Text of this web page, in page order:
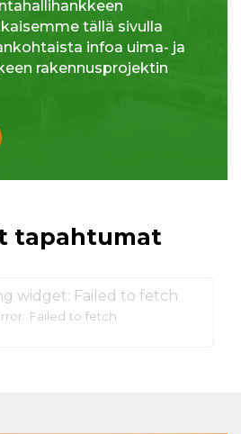
tällä sivulla
infoa uima- ja
rakennusprojektin
tapahtumat
widget: Failed to fetch
Failed to fetch